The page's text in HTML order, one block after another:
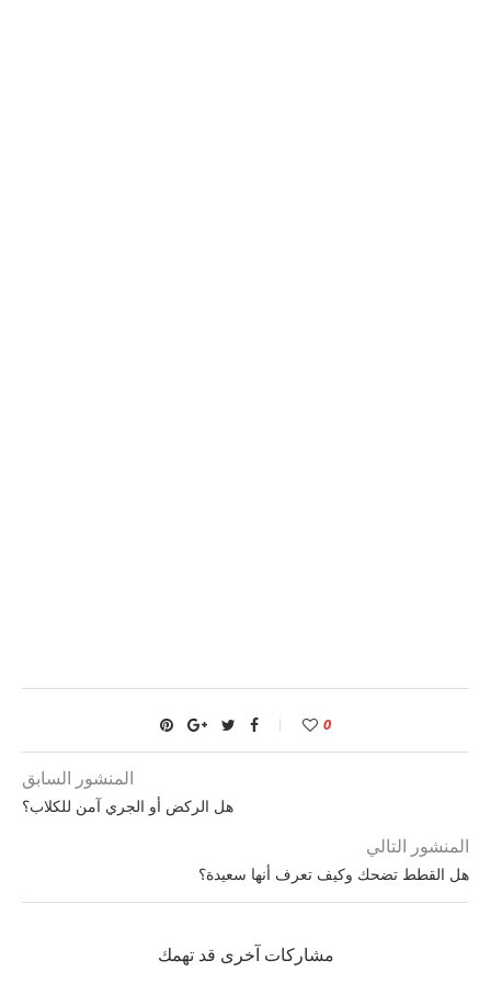
0
المنشور السابق
هل الركض أو الجري آمن للكلاب؟
المنشور التالي
هل القطط تضحك وكيف تعرف أنها سعيدة؟
مشاركات آخرى قد تهمك